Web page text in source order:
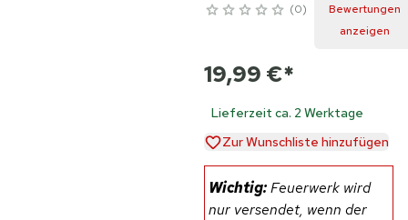
0
Bewertungen
anzeigen
19,99 €*
Lieferzeit ca. 2 Werktage
Zur Wunschliste hinzufügen
Wichtig:Feuerwerk wird
nur versendet, wenn der